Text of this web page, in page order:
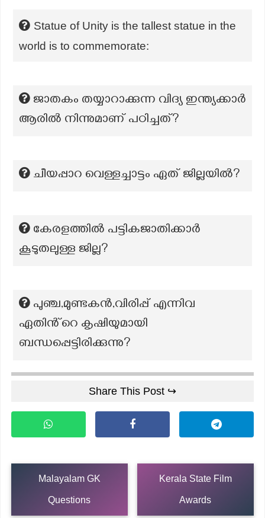
Statue of Unity is the tallest statue in the
world is to commemorate:
ജാതകം തയ്യാറാക്കുന്ന വിദ്യ ഇന്ത്യക്കാർ
ആരിൽ നിന്നുമാണ് പഠിച്ചത്?
ചീയപ്പാറ വെള്ളച്ചാട്ടം ഏത് ജില്ലയിൽ?
കേരളത്തിൽ പട്ടികജാതിക്കാർ
കൂടുതലുള്ള ജില്ല?
പുഞ്ച,മുണ്ടകൻ,വിരിപ്പ് എന്നിവ
ഏതിൻ്റെ കൃഷിയുമായി
ബന്ധപ്പെട്ടിരിക്കുന്നു?
Share This Post ↪
Malayalam GK
Questions
Kerala State Film
Awards